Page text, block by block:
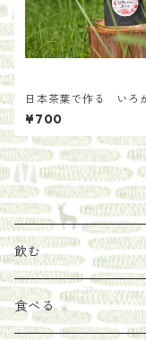
日本茶葉で作る いろ
茶【手土産用パッケー
g】
¥700
飲む
お茶
食べる